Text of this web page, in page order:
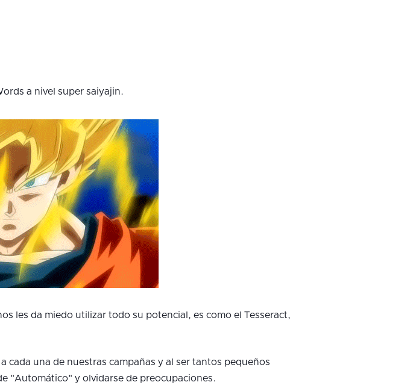
a nivel super saiyajin.
les da miedo utilizar todo su potencial, es como el Tesseract,
cada una de nuestras campañas y al ser tantos pequeños
"Automático" y olvidarse de preocupaciones.